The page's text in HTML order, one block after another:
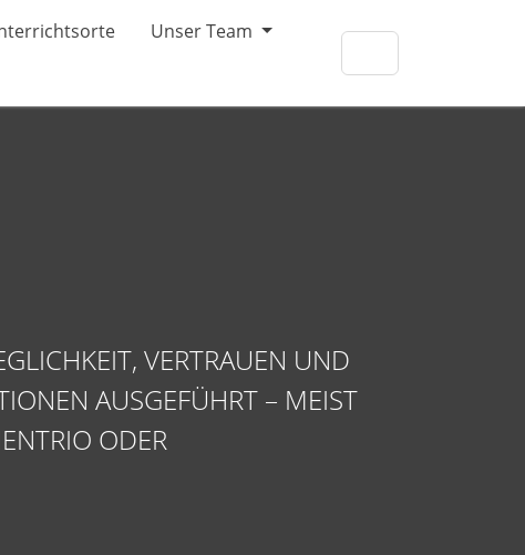
Unser Team
VERTRAUEN UND
AUSGEFÜHRT – MEIST
ODER